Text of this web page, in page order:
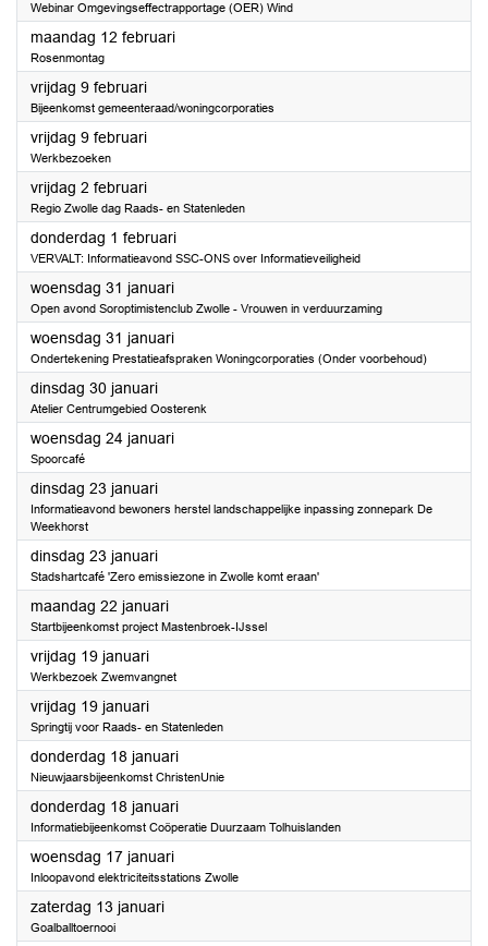
Webinar Omgevingseffectrapportage (OER) Wind
maandag 12 februari2024
Rosenmontag
vrijdag 9 februari2024
Bijeenkomst gemeenteraad/woningcorporaties
vrijdag 9 februari2024
Werkbezoeken
vrijdag 2 februari2024
Regio Zwolle dag Raads- en Statenleden
donderdag 1 februari2024
VERVALT: Informatieavond SSC-ONS over Informatieveiligheid
woensdag 31 januari2024
Open avond Soroptimistenclub Zwolle - Vrouwen in verduurzaming
woensdag 31 januari2024
Ondertekening Prestatieafspraken Woningcorporaties (Onder voorbehoud)
dinsdag 30 januari2024
Atelier Centrumgebied Oosterenk
woensdag 24 januari2024
Spoorcafé
dinsdag 23 januari2024
Informatieavond bewoners herstel landschappelijke inpassing zonnepark De
Weekhorst
dinsdag 23 januari2024
Stadshartcafé 'Zero emissiezone in Zwolle komt eraan'
maandag 22 januari2024
Startbijeenkomst project Mastenbroek-IJssel
vrijdag 19 januari2024
Werkbezoek Zwemvangnet
vrijdag 19 januari2024
Springtij voor Raads- en Statenleden
donderdag 18 januari2024
Nieuwjaarsbijeenkomst ChristenUnie
donderdag 18 januari2024
Informatiebijeenkomst Coöperatie Duurzaam Tolhuislanden
woensdag 17 januari2024
Inloopavond elektriciteitsstations Zwolle
zaterdag 13 januari2024
Goalballtoernooi